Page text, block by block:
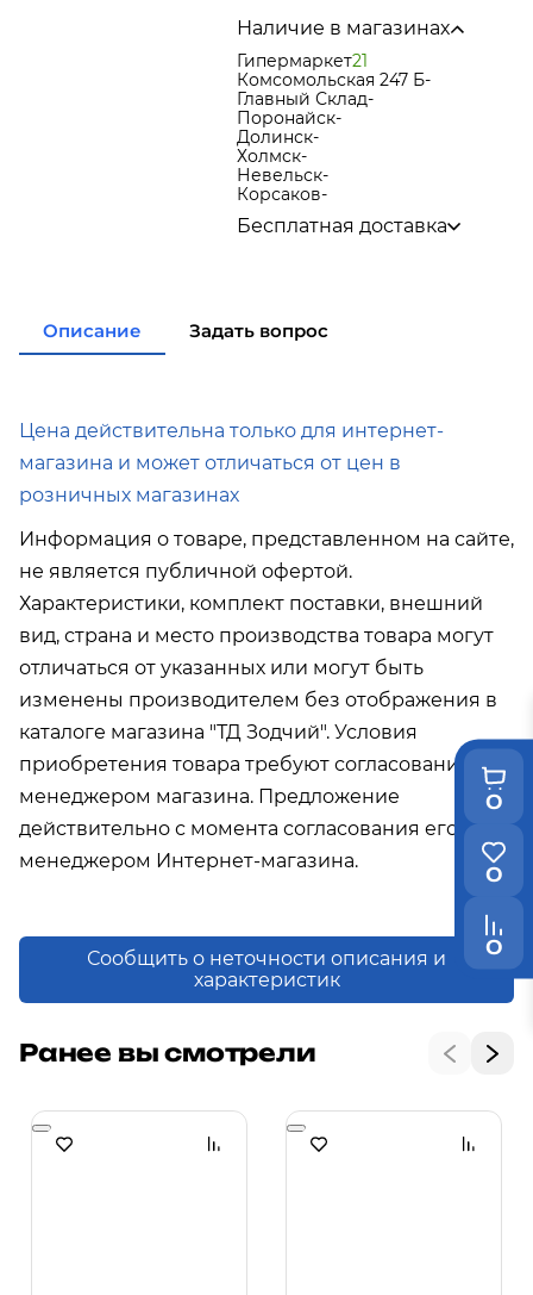
0
0
0
Наличие в магазинах
Гипермаркет21
Комсомольская 247 Б-
Главный Склад-
Поронайск-
Долинск-
Холмск-
Невельск-
Корсаков-
Бесплатная доставка
в города Холмск, Невельск
Описание Задать вопрос
Цена действительна только для интернет-
магазина и может отличаться от цен в
розничных магазинах
Информация о товаре, представленном на сайте,
не является публичной офертой.
Характеристики, комплект поставки, внешний
вид, страна и место производства товара могут
отличаться от указанных или могут быть
изменены производителем без отображения в
каталоге магазина "ТД Зодчий". Условия
приобретения товара требуют согласования с
менеджером магазина. Предложение
действительно с момента согласования его с
менеджером Интернет-магазина.
Сообщить о неточности описания и
характеристик
Ранее вы смотрели